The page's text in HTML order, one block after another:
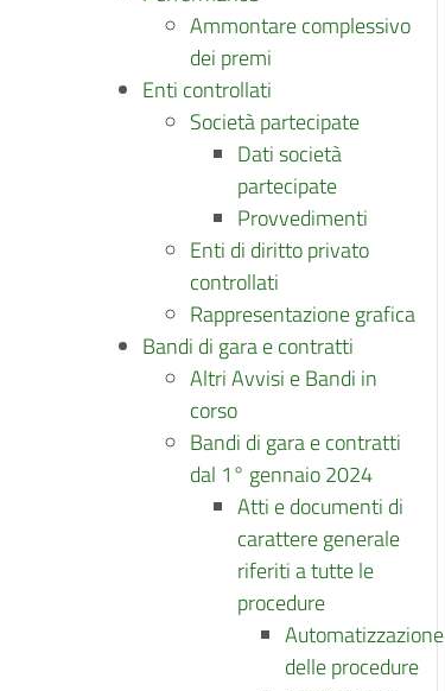
Ammontare complessivo
dei premi
Enti controllati
Società partecipate
Dati società
partecipate
Provvedimenti
Enti di diritto privato
controllati
Rappresentazione grafica
Bandi di gara e contratti
Altri Avvisi e Bandi in
corso
Bandi di gara e contratti
dal 1° gennaio 2024
Atti e documenti di
carattere generale
riferiti a tutte le
procedure
Automatizzazione
delle procedure